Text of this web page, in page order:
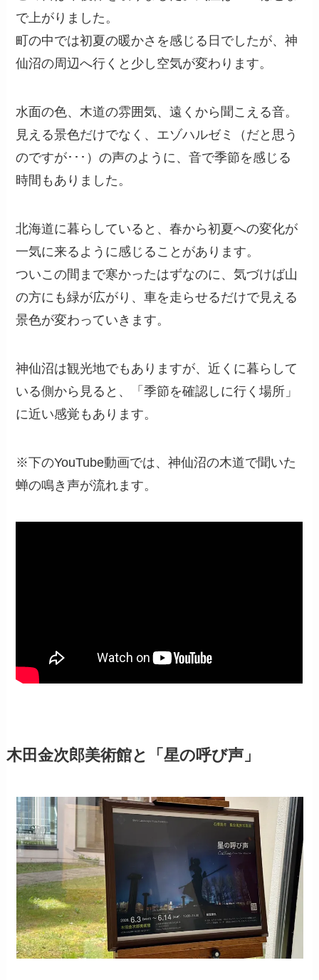
で上がりました。
町の中では初夏の暖かさを感じる日でしたが、神
仙沼の周辺へ行くと少し空気が変わります。
水面の色、木道の雰囲気、遠くから聞こえる音。
見える景色だけでなく、エゾハルゼミ（だと思う
のですが･･･）の声のように、音で季節を感じる
時間もありました。
北海道に暮らしていると、春から初夏への変化が
一気に来るように感じることがあります。
ついこの間まで寒かったはずなのに、気づけば山
の方にも緑が広がり、車を走らせるだけで見える
景色が変わっていきます。
神仙沼は観光地でもありますが、近くに暮らして
いる側から見ると、「季節を確認しに行く場所」
に近い感覚もあります。
※下のYouTube動画では、神仙沼の木道で聞いた
蝉の鳴き声が流れます。
木田金次郎美術館と「星の呼び声」